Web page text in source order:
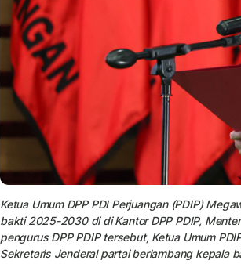
Ketua Umum DPP PDI Perjuangan (PDIP)
bakti 2025-2030 di di Kantor DPP PDIP,
pengurus DPP PDIP tersebut, Ketua Umum
Sekretaris Jenderal partai berlambang kepala